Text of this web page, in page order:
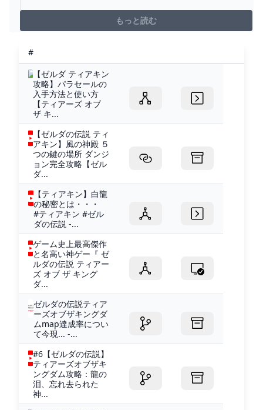
す。 「ティアキンではブレワイよりも料理のレパートリ
ーが増えて料理がますます楽しくなりました。新しい食
もっと読む
#
【ゼルダ ティアキン
攻略】パラセールの
入手方法と使い方
【ティアーズ オブ
ザ キ...
【ゼルダの伝説 ティ
アキン】風の神殿 ５
つの鍵の場所 ダンジ
ョン完全攻略【ゼル
ダ...
【ティアキン】白龍
の秘密とは・・・
#ティアキン #ゼル
ダの伝説 -...
ゲーム史上最高傑作
と名高い神ゲー『 ゼ
ルダの伝説 ティアー
ズ オブ ザ キング
ダ...
ゼルダの伝説ティア
ーズオブザキングダ
ムmap達成率につい
て今現... -...
#6【ゼルダの伝説】
ティアーズオブザキ
ングダム攻略：龍の
泪、忘れ去られた
神...